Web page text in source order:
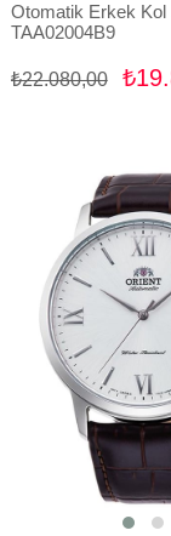
Otomatik Erkek Kol
TAA02004B9
₺22.080,00